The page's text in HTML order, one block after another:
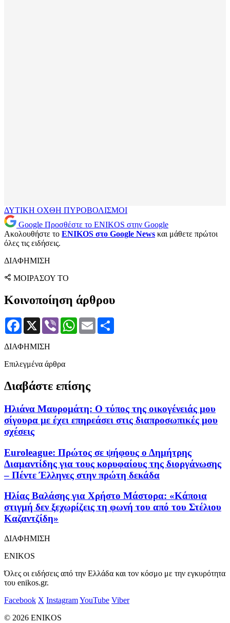
ΔΥΤΙΚΗ ΟΧΘΗ ΠΥΡΟΒΟΛΙΣΜΟΙ
Google Προσθέστε το ENIKOS στην Google
Ακολουθήστε το ENIKOS στο Google News και μάθετε πρώτοι
όλες τις ειδήσεις.
ΔΙΑΦΗΜΙΣΗ
ΜΟΙΡΑΣΟΥ ΤΟ
Κοινοποίηση άρθρου
Facebook
X Viber WhatsApp
Email
ΔΙΑΦΗΜΙΣΗ
Επιλεγμένα άρθρα
Διαβάστε επίσης
Ηλιάνα Μαυρομάτη: Ο τύπος της οικογένειάς μου
σίγουρα με έχει επηρεάσει στις διαπροσωπικές μου
σχέσεις
Euroleague: Πρώτος σε ψήφους ο Δημήτρης
Διαμαντίδης για τους κορυφαίους της διοργάνωσης
– Πέντε Έλληνες στην πρώτη δεκάδα
Ηλίας Βαλάσης για Χρήστο Μάστορα: «Κάποια
στιγμή δεν ξεχωρίζεις τη φωνή του από του Στέλιου
Καζαντζίδη»
ΔΙΑΦΗΜΙΣΗ
ENIKOS
Όλες οι ειδήσεις από την Ελλάδα και τον κόσμο με την εγκυρότητα
του enikos.gr.
Facebook X InstagramYouTube Viber
© 2026 ENIKOS